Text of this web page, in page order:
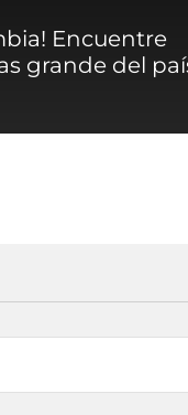
Encuentre
grande del